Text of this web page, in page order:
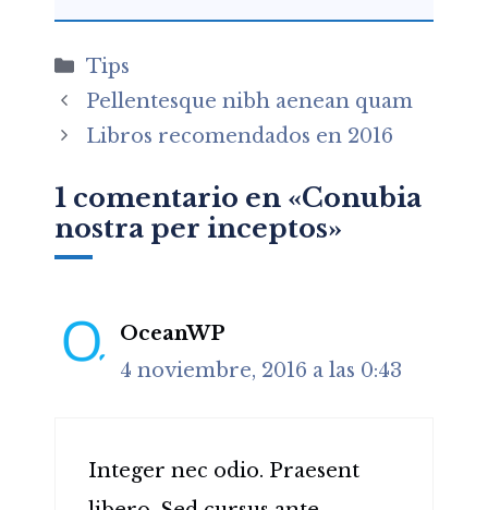
Categorías
Tips
Pellentesque nibh aenean quam
Libros recomendados en 2016
1 comentario en «Conubia
nostra per inceptos»
OceanWP
4 noviembre, 2016 a las 0:43
Integer nec odio. Praesent